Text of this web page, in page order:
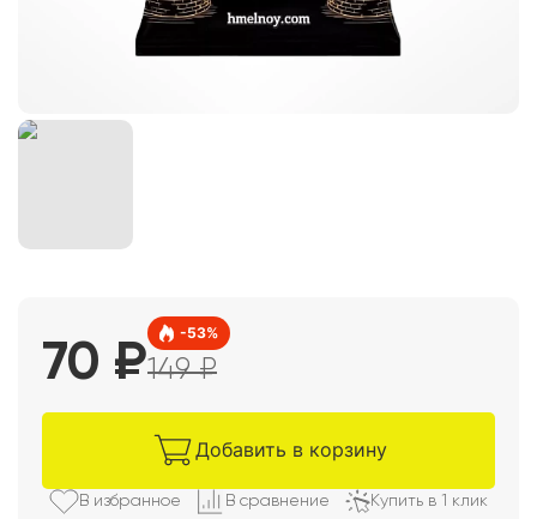
70 ₽
-53%
149₽
Добавить в корзину
В избранное В сравнение Купить в 1 клик